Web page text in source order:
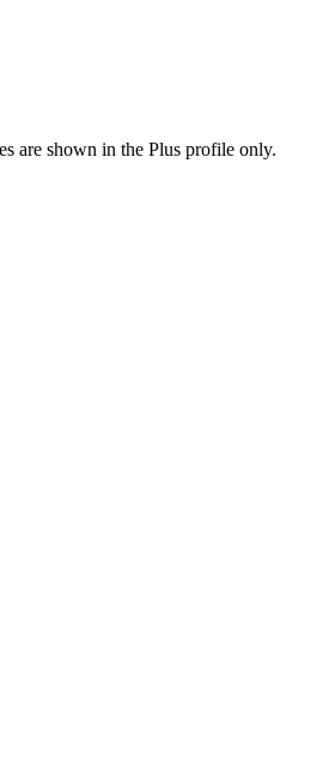
are shown in the Plus profile only.